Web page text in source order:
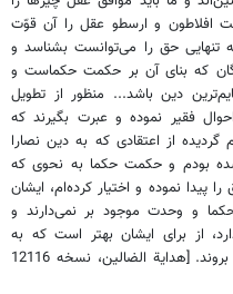
افلاطون و ارسطو عقل را آن قوّت
حق را مى‌توانست بشناسد و
كه بناى آن بر حكمت حكماست و
دين باشد... منظور از تطويل
فقير نموده و عبرت بگيرند كه
از اعتقادى كه به دين نصارا
بودم و حكمت حكما به نحوى كه
پيدا نموده و اختيار كرده‌ام، ايشان
و وحدت موجود بر نمى‌دارند و
از براى ايشان بهتر است كه به
مضمونِ كُلُّ شَىءٍ يَرْجِعُ الى أصْله به فرنگ بروند. [هداية الضالين، نسخه 12116